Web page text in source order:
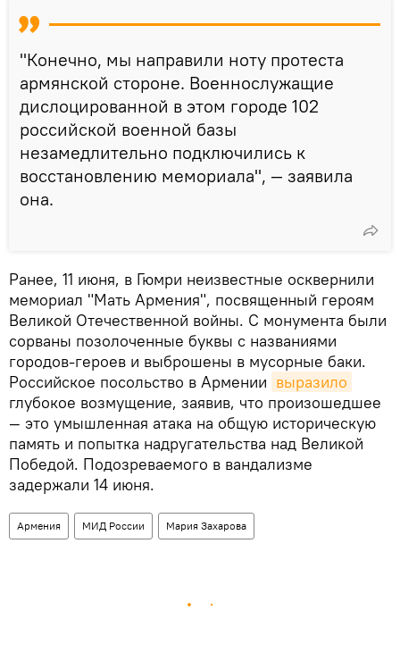
"Конечно, мы направили ноту протеста
армянской стороне. Военнослужащие
дислоцированной в этом городе 102
российской военной базы
незамедлительно подключились к
восстановлению мемориала", — заявила
она.
Ранее, 11 июня, в Гюмри неизвестные осквернили
мемориал "Мать Армения", посвященный героям
Великой Отечественной войны. С монумента были
сорваны позолоченные буквы с названиями
городов-героев и выброшены в мусорные баки.
Российское посольство в Армении выразило
глубокое возмущение, заявив, что произошедшее
— это умышленная атака на общую историческую
память и попытка надругательства над Великой
Победой. Подозреваемого в вандализме
задержали 14 июня.
Армения МИД России Мария Захарова